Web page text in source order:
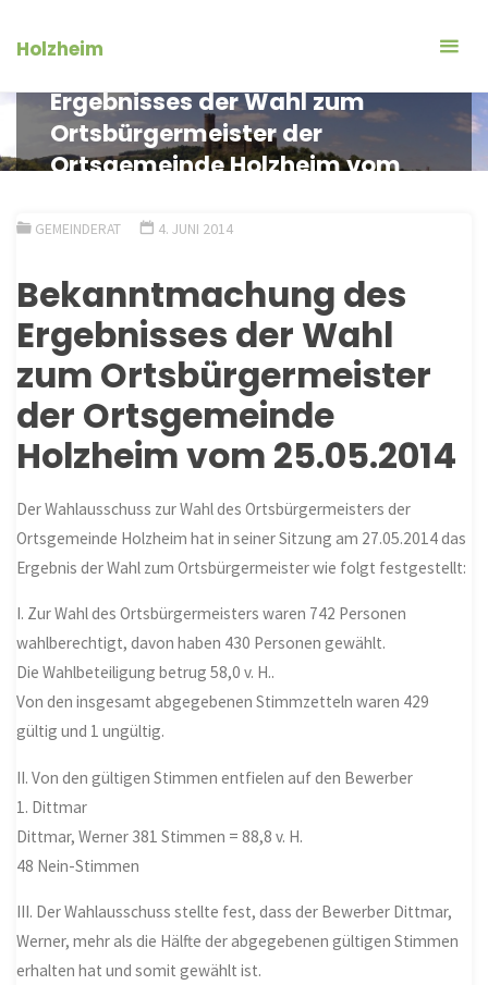
InhaltHolzheim
Ergebnisses der Wahl zum
Ortsbürgermeister der
Ortsgemeinde Holzheim vom
GEMEINDERAT 4. JUNI 2014
Bekanntmachung des
Ergebnisses der Wahl
zum Ortsbürgermeister
der Ortsgemeinde
Holzheim vom 25.05.2014
Der Wahlausschuss zur Wahl des Ortsbürgermeisters der
Ortsgemeinde Holzheim hat in seiner Sitzung am 27.05.2014 das
Ergebnis der Wahl zum Ortsbürgermeister wie folgt festgestellt:
I. Zur Wahl des Ortsbürgermeisters waren 742 Personen
wahlberechtigt, davon haben 430 Personen gewählt.
Die Wahlbeteiligung betrug 58,0 v. H..
Von den insgesamt abgegebenen Stimmzetteln waren 429
gültig und 1 ungültig.
II. Von den gültigen Stimmen entfielen auf den Bewerber
1. Dittmar
Dittmar, Werner 381 Stimmen = 88,8 v. H.
48 Nein-Stimmen
III. Der Wahlausschuss stellte fest, dass der Bewerber Dittmar,
Werner, mehr als die Hälfte der abgegebenen gültigen Stimmen
erhalten hat und somit gewählt ist.